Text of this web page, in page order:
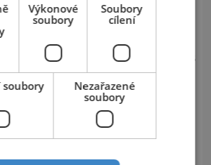
Commons (poslední letecké
ZVÍKOV
JIHOČESKÝ KRAJ
Výkonové
soubory
Soubory
cílení
Nezařazené
soubory